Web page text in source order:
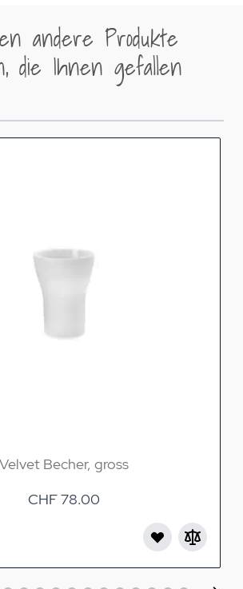
andere Produkte
die Ihnen gefallen
Velvet Becher, gross
CHF 78.00